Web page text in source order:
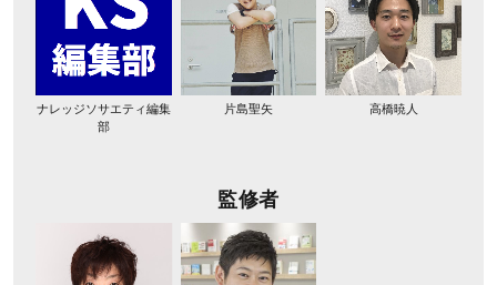
ナレッジソサエティ編集
部
片島聖矢 高橋暁人
監修者